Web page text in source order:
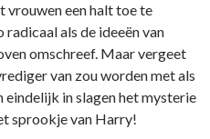
vrouwen een halt toe te
als de ideeën van
omschreef. Maar vergeet
van zou worden met als
eindelijk in slagen het mysterie
sprookje van Harry!